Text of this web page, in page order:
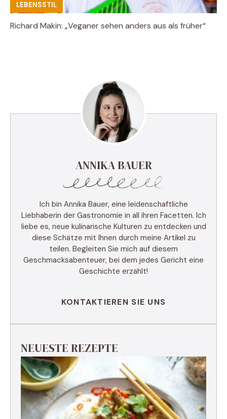
LEBENSSTIL
Richard Makin: „Veganer sehen anders aus als früher“
ANNIKA BAUER
Ich bin Annika Bauer, eine leidenschaftliche
Liebhaberin der Gastronomie in all ihren Facetten. Ich
liebe es, neue kulinarische Kulturen zu entdecken und
diese Schätze mit Ihnen durch meine Artikel zu
teilen. Begleiten Sie mich auf diesem
Geschmacksabenteuer, bei dem jedes Gericht eine
Geschichte erzählt!
KONTAKTIEREN SIE UNS
NEUESTE REZEPTE